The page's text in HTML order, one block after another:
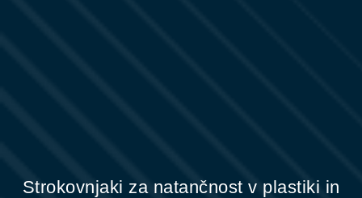
Strokovnjaki za natančnost v plastiki in